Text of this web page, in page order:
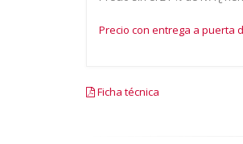
Precio con entrega a puerta
Ficha técnica